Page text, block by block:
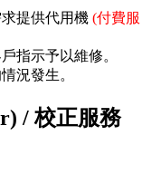
提供代用機 (付費服
指示予以維修。
況發生。
/ 校正服務